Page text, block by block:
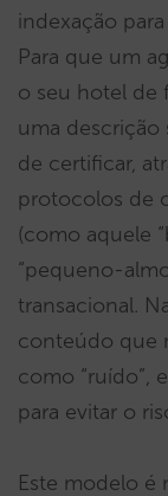
indexação
Para que um
o seu hotel de
uma descrição
de certificar,
protocolos de
(como aquele
“pequeno-
transacional.
conteúdo que
como “ruído”,
para evitar o
Este modelo é